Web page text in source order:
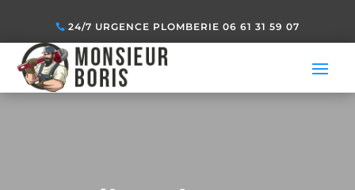
24/7 URGENCE PLOMBERIE 06 61 31 59 07